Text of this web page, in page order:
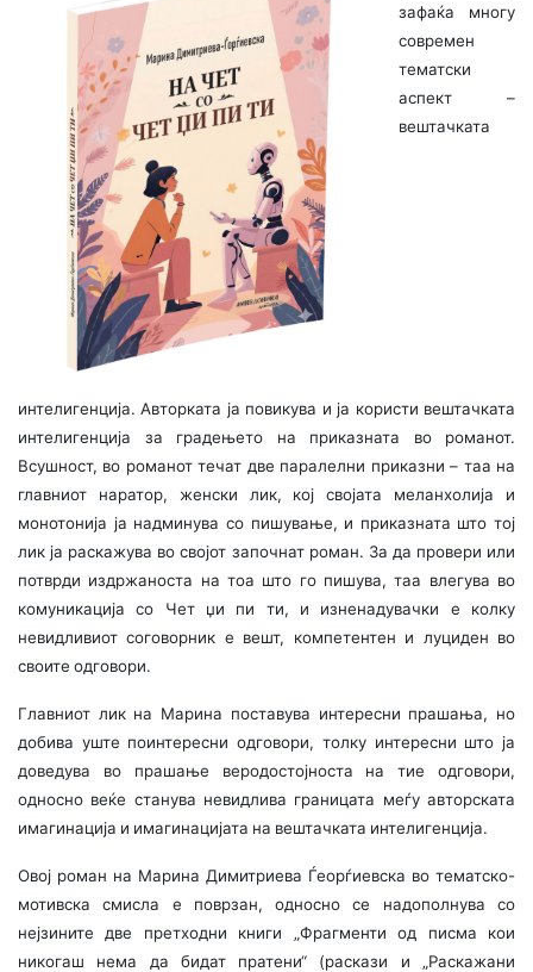
зафаќа многу
современ
тематски
аспект –
вештачката
интелигенција. Авторката ја повикува и ја користи вештачката
интелигенција за градењето на приказната во романот.
Всушност, во романот течат две паралелни приказни – таа на
главниот наратор, женски лик, кој својата меланхолија и
монотонија ја надминува со пишување, и приказната што тој
лик ја раскажува во својот започнат роман. За да провери или
потврди издржаноста на тоа што го пишува, таа влегува во
комуникација со Чет џи пи ти, и изненадувачки е колку
невидливиот соговорник е вешт, компетентен и луциден во
своите одговори.
Главниот лик на Марина поставува интересни прашања, но
добива уште поинтересни одговори, толку интересни што ја
доведува во прашање веродостојноста на тие одговори,
односно веќе станува невидлива границата меѓу авторската
имагинација и имагинацијата на вештачката интелигенција.
Овој роман на Марина Димитриева Ѓеорѓиевска во тематско-
мотивска смисла е поврзан, односно се надополнува со
нејзините две претходни книги „Фрагменти од писма кои
никогаш нема да бидат пратени“ (раскази и „Раскажани